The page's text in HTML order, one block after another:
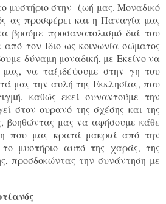
στην ζωή μας. Μοναδικό
ας προσφέρει και η Παναγία μας
βρούμε προσανατολισμό διά του
τον Ίδιο ως κοινωνία σώματος
δύναμη μοναδική, με Εκείνο να
μας, να ταξιδέψουμε στην γη του
μας την αυλή της Εκκλησίας, που
καθώς εκεί συναντούμε την
στον ουρανό της σχέσης και της
βοηθώντας μας να αφήσουμε κάθε
που μας κρατά μακριά από την
μυστήριο αυτό της χαράς, της
προσδοκώντας την συνάντηση με